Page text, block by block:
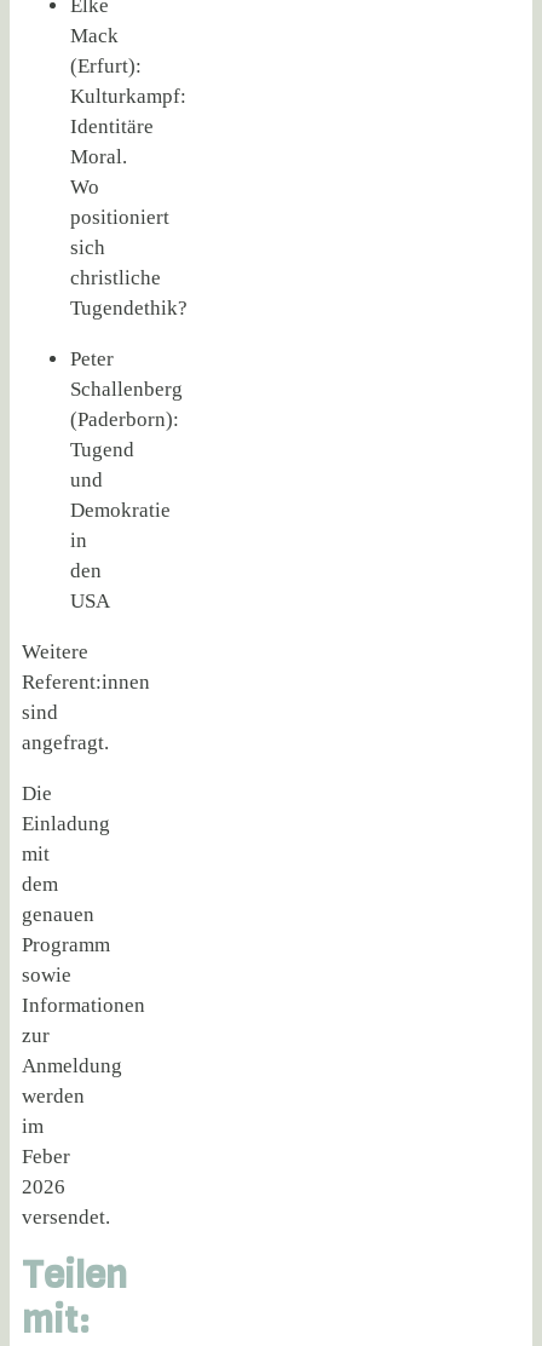
Elke
Mack
(Erfurt):
Kulturkampf:
Identitäre
Moral.
Wo
positioniert
sich
christliche
Tugendethik?
Peter
Schallenberg
(Paderborn):
Tugend
und
Demokratie
in
den
USA
Weitere
Referent:innen
sind
angefragt.
Die
Einladung
mit
dem
genauen
Programm
sowie
Informationen
zur
Anmeldung
werden
im
Feber
2026
versendet.
Teilen
mit: